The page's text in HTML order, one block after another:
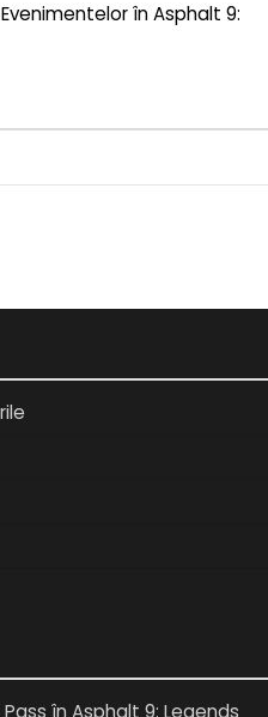
în Asphalt 9:
în Asphalt 9: Legends